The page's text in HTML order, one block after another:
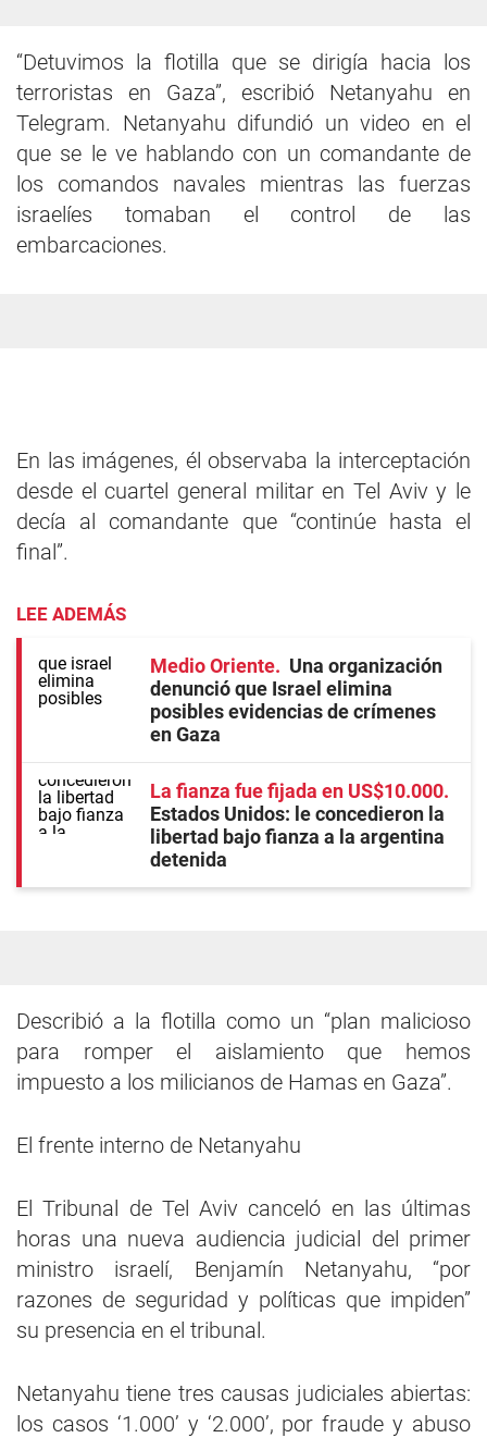
“Detuvimos la flotilla que se dirigía hacia los
terroristas en Gaza”, escribió Netanyahu en
Telegram. Netanyahu difundió un video en el
que se le ve hablando con un comandante de
los comandos navales mientras las fuerzas
israelíes tomaban el control de las
embarcaciones.
En las imágenes, él observaba la interceptación
desde el cuartel general militar en Tel Aviv y le
decía al comandante que “continúe hasta el
final”.
LEE ADEMÁS
Medio Oriente
Una organización
denunció que Israel elimina
posibles evidencias de crímenes
en Gaza
La fianza fue fijada en US$10.000
Estados Unidos: le concedieron la
libertad bajo fianza a la argentina
detenida
Describió a la flotilla como un “plan malicioso
para romper el aislamiento que hemos
impuesto a los milicianos de Hamas en Gaza”.
El frente interno de Netanyahu
El Tribunal de Tel Aviv canceló en las últimas
horas una nueva audiencia judicial del primer
ministro israelí, Benjamín Netanyahu, “por
razones de seguridad y políticas que impiden”
su presencia en el tribunal.
Netanyahu tiene tres causas judiciales abiertas:
los casos ‘1.000’ y ‘2.000’, por fraude y abuso